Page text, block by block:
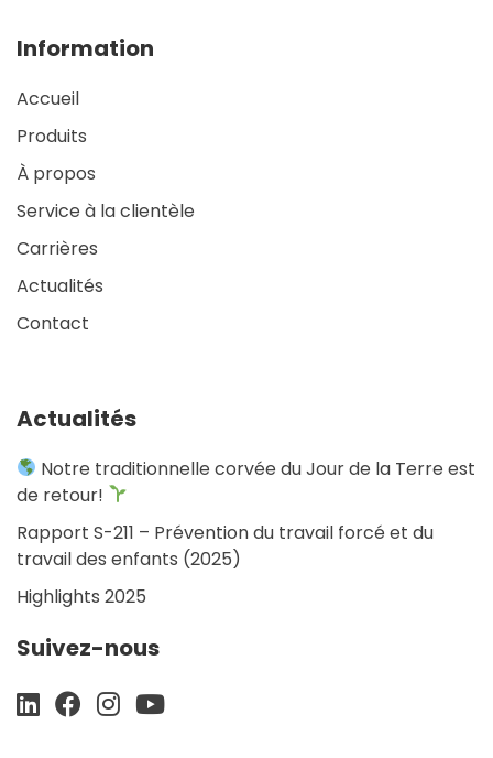
Information
Accueil
Produits
À propos
Service à la clientèle
Carrières
Actualités
Contact
Actualités
Notre traditionnelle corvée du Jour de la Terre est
de retour!
Rapport S-211 – Prévention du travail forcé et du
travail des enfants (2025)
Highlights 2025
Suivez-nous